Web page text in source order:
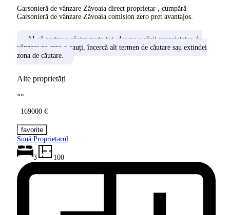
Garsonieră de vânzare Zăvoaia direct proprietar , cumpără
Garsonieră de vânzare Zăvoaia comision zero pret avantajos.
AI-ul nostru a căutat peste tot, dar nu a găsit proprietatea de
vânzare pe care o cauți, încercă alt termen de căutare sau extindei
zona de căutare.
Alte proprietăți
«»
169000 €
Sună Proprietarul
3 100